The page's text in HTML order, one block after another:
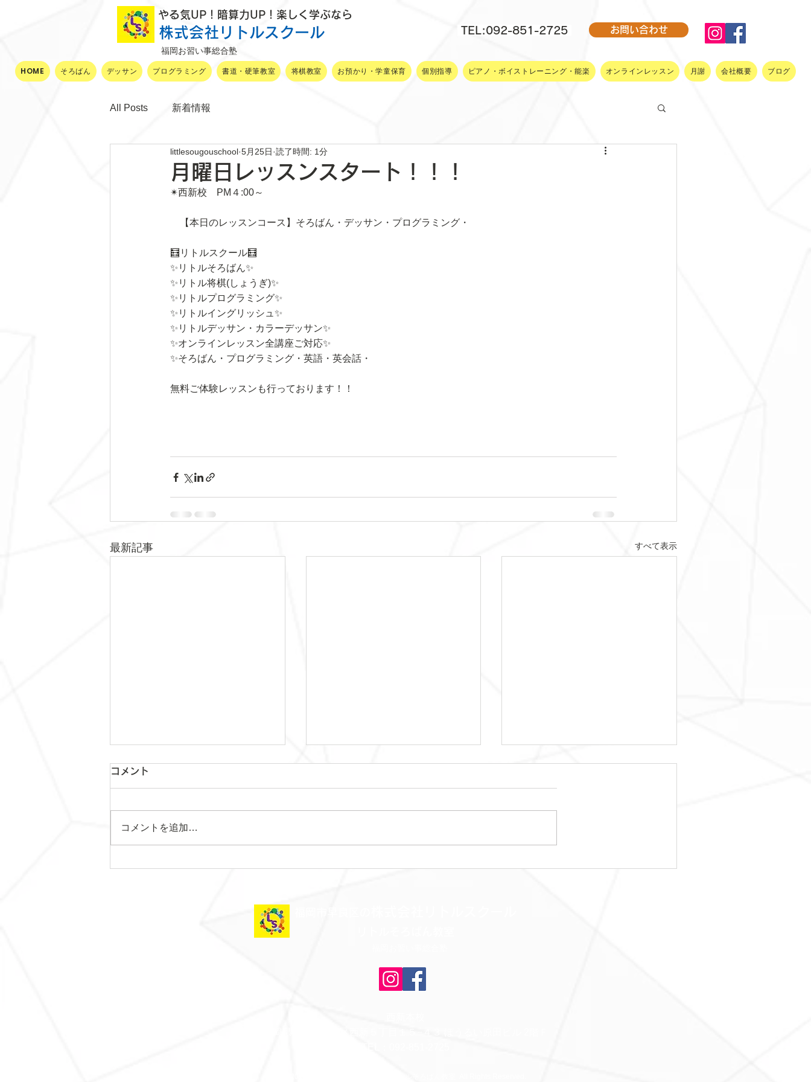
​ やる気UP！暗算力UP！楽しく学ぶなら
株式会社リトルスクール TEL:092-851-2725 お問い合わせ
福岡お習い事総合塾
HOME そろばん デッサン プログラミング 書道・硬筆教室 将棋教室 お預かり・学童保育 個別指導 ピアノ・ボイストレーニング・能楽 オンラインレッスン 月謝 会社概要 ブログ
All Posts 新着情報
月曜日レッスンスタート！！！
littlesougouschool 5月25日 読了時間: 1分
✴西新校　PM４:00～
【本日のレッスンコース】そろばん・デッサン・プログラミング・
🧮リトルスクール🧮
✨リトルそろばん✨
✨リトル将棋(しょうぎ)✨
✨リトルプログラミング✨
✨リトルイングリッシュ✨
✨リトルデッサン・カラーデッサン✨
✨オンラインレッスン全講座ご対応✨
✨そろばん・プログラミング・英語・英会話・
無料ご体験レッスンも行っております！！
最新記事 すべて表示
土曜日レッスンスター
金曜日レッスンスター
木曜日レッスンスター
コメント
コメントを追加…